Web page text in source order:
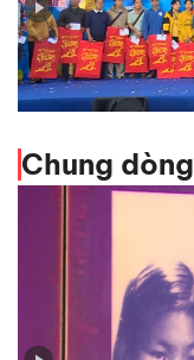
Lãnh đạo tỉnh tiễn
về quê đón tết
Chung